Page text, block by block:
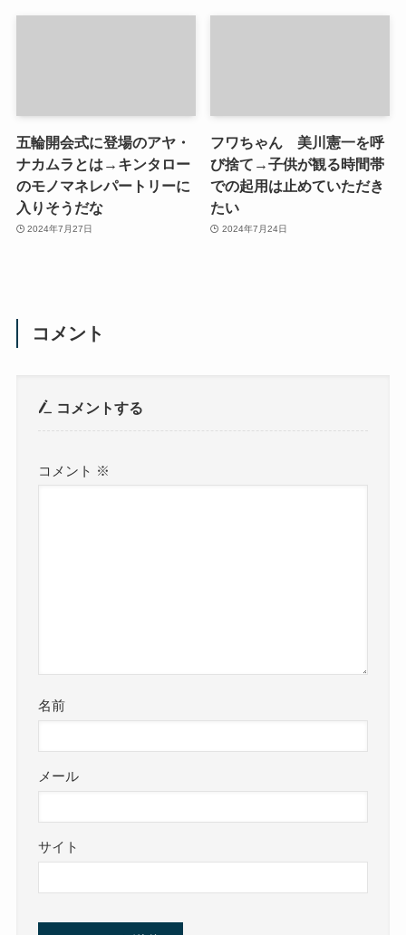
五輪開会式に登場のアヤ・
ナカムラとは→キンタロー
のモノマネレパートリーに
入りそうだな
2024年7月27日
フワちゃん 美川憲一を呼
び捨て→子供が観る時間帯
での起用は止めていただき
たい
2024年7月24日
コメント
コメントする
コメント ※
名前
メール
サイト